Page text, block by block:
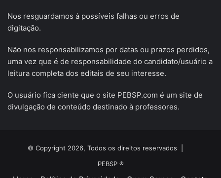
Nos resguardamos à possíveis falhas ou erros de
digitação.
Não nos responsabilizamos por datas ou prazos perdidos,
uma vez que é de responsabilidade do candidato/usuário a
leitura completa dos editais de seu interesse.
O usuário fica ciente que o site PEBSP.com é um site de
divulgação de conteúdo destinado à professores.
© Copyright 2026, Todos os direitos reservados |
PEBSP ®